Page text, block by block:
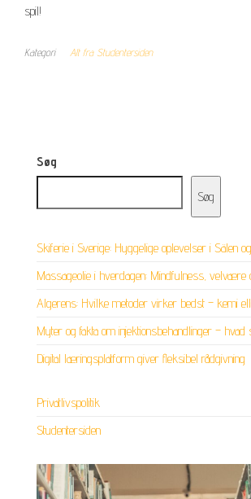
spil!
Kategori Alt fra Studentersiden
Søg
Søg
Skiferie i Sverige: Hyggelige oplevelser i Sälen
Massageolie i hverdagen: Mindfulness, velvære
Algerens: Hvilke metoder virker bedst – kemi
Myter og fakta om injektionsbehandlinger –
Digital læringsplatform giver fleksibel rådgivning
Privatlivspolitik
Studentersiden